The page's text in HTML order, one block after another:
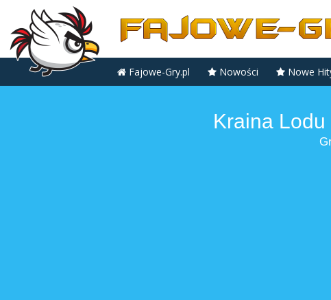
Fajowe-Gry.pl Nowości Nowe
Kraina